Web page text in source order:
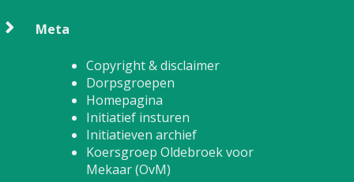
Meta
Copyright & disclaimer
Dorpsgroepen
Homepagina
Initiatief insturen
Initiatieven archief
Koersgroep Oldebroek voor
Mekaar (OvM)